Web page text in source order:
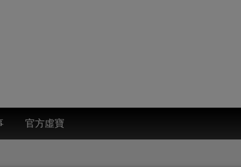
官方虛寶